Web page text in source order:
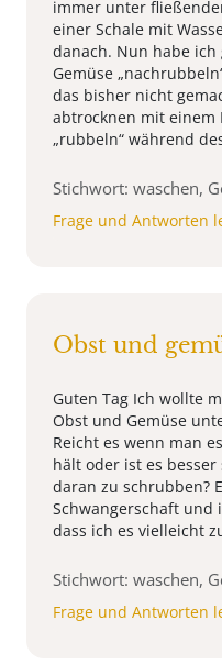
immer unter
einer Schale mit
danach. Nun habe ich
Gemüse
das bisher nicht
abtrocknen mit einem
„rubbeln“ während
Stichwort: waschen,
Frage und Antworten
Obst und
Guten Tag Ich wollte
Obst und Gemüse
Reicht es wenn man
hält oder ist es
daran zu schrubben?
Schwangerschaft und
dass ich es vielleicht
Stichwort: waschen,
Frage und Antworten